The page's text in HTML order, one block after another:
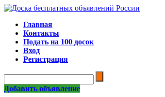
Главная
Контакты
Подать на 100 досок
Вход
Регистрация
Добавить объявление